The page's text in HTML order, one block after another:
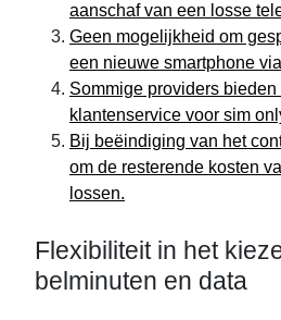
aanschaf van een losse
Geen mogelijkheid om
een nieuwe smartphone
Sommige providers
klantenservice voor sim
Bij beëindiging van het
om de resterende kosten
lossen.
Flexibiliteit in het
belminuten en data